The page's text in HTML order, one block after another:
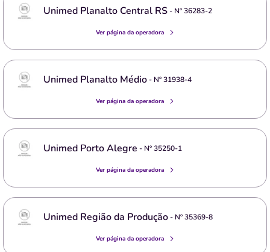
Unimed Planalto Central RS- Nº36283-2
Ver página da operadora
Unimed Planalto Médio- Nº31938-4
Ver página da operadora
Unimed Porto Alegre - Nº35250-1
Ver página da operadora
Unimed Região da Produção- Nº35369-8
Ver página da operadora